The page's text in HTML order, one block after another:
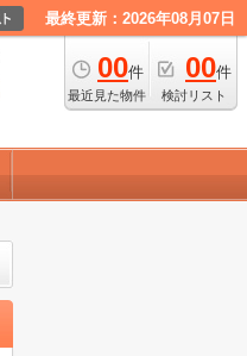
最終更新：2026年08月07日
00件
最近見た物件
00件
検討リスト